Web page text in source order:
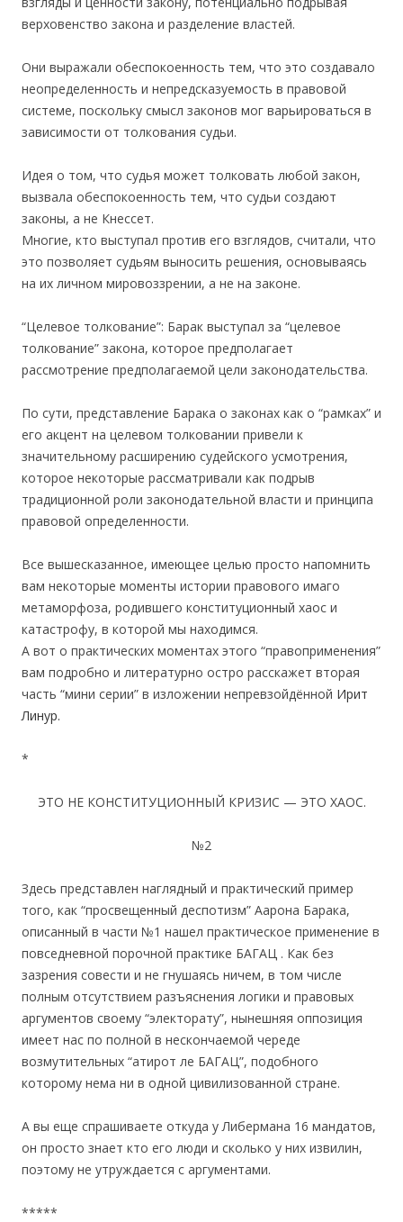
верховенство закона и разделение властей.
Они выражали обеспокоенность тем, что это создавало
неопределенность и непредсказуемость в правовой
системе, поскольку смысл законов мог варьироваться в
зависимости от толкования судьи.
Идея о том, что судья может толковать любой закон,
вызвала обеспокоенность тем, что судьи создают
законы, а не Кнессет.
Многие, кто выступал против его взглядов, считали, что
это позволяет судьям выносить решения, основываясь
на их личном мировоззрении, а не на законе.
“Целевое толкование”: Барак выступал за “целевое
толкование” закона, которое предполагает
рассмотрение предполагаемой цели законодательства.
По сути, представление Барака о законах как о “рамках” и
его акцент на целевом толковании привели к
значительному расширению судейского усмотрения,
которое некоторые рассматривали как подрыв
традиционной роли законодательной власти и принципа
правовой определенности.
Все вышесказанное, имеющее целью просто напомнить
вам некоторые моменты истории правового имаго
метаморфоза, родившего конституционный хаос и
катастрофу, в которой мы находимся.
А вот о практических моментах этого “правоприменения”
вам подробно и литературно остро расскажет вторая
часть “мини серии” в изложении непревзойдённой Ирит
Линур.
*
ЭТО НЕ КОНСТИТУЦИОННЫЙ КРИЗИС — ЭТО ХАОС.
№2
Здесь представлен наглядный и практический пример
того, как “просвещенный деспотизм” Аарона Барака,
описанный в части №1 нашел практическое применение в
повседневной порочной практике БАГАЦ . Как без
зазрения совести и не гнушаясь ничем, в том числе
полным отсутствием разъяснения логики и правовых
аргументов своему “электорату”, нынешняя оппозиция
имеет нас по полной в нескончаемой череде
возмутительных “атирот ле БАГАЦ”, подобного
которому нема ни в одной цивилизованной стране.
А вы еще спрашиваете откуда у Либермана 16 мандатов,
он просто знает кто его люди и сколько у них извилин,
поэтому не утруждается с аргументами.
*****